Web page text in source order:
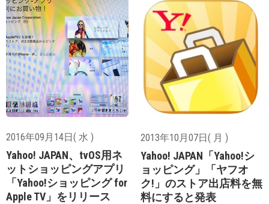
2016年09月14日( 水 )
Yahoo! JAPAN、tvOS用ネ
ットショッピングアプリ
「Yahoo!ショッピング for
Apple TV」をリリース
2013年10月07日( 月 )
Yahoo! JAPAN「Yahoo!シ
ョッピング」「ヤフオ
ク!」のストア出店料を無
料にすると発表